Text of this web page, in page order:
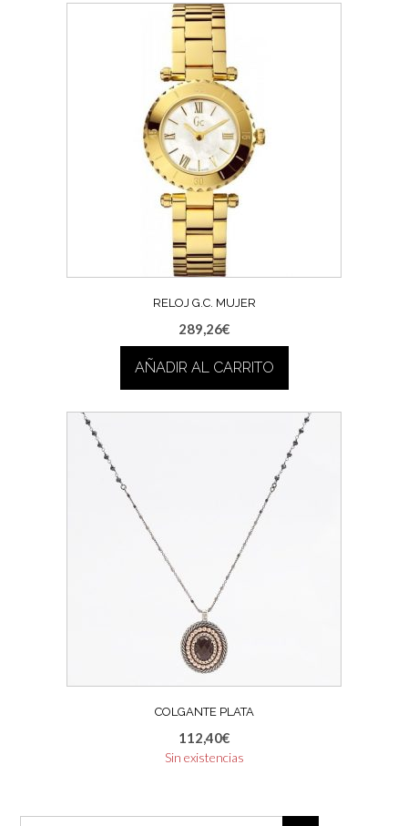
RELOJ G.C. MUJER
289,26€
AÑADIR AL CARRITO
COLGANTE PLATA
112,40€
Sin existencias